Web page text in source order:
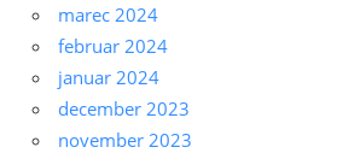
marec 2024
februar 2024
januar 2024
december 2023
november 2023